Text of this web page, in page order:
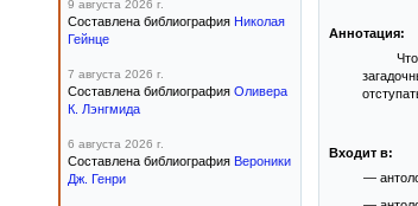
Аннотация:
Входит в:
—
9 августа 2026 г.
Составлена библиография Николая
Гейнце
7 августа 2026 г.
Составлена библиография Оливера
К. Лэнгмида
6 августа 2026 г.
Составлена библиография Вероники
Дж. Генри